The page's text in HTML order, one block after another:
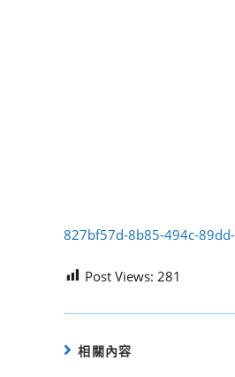
827bf57d-8b85-494c-
Post Views: 281
相關內容